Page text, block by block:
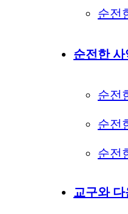
순전
순전한 사
순전
순전
순전
교구와 다